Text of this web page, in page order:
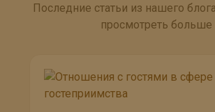
Последние статьи из нашего
просмотреть больше